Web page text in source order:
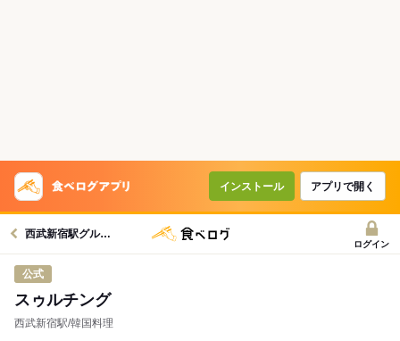
インストール アプリで開く
西武新宿駅グルメへ
ログイン
公式
スゥルチング
西武新宿駅/韓国料理